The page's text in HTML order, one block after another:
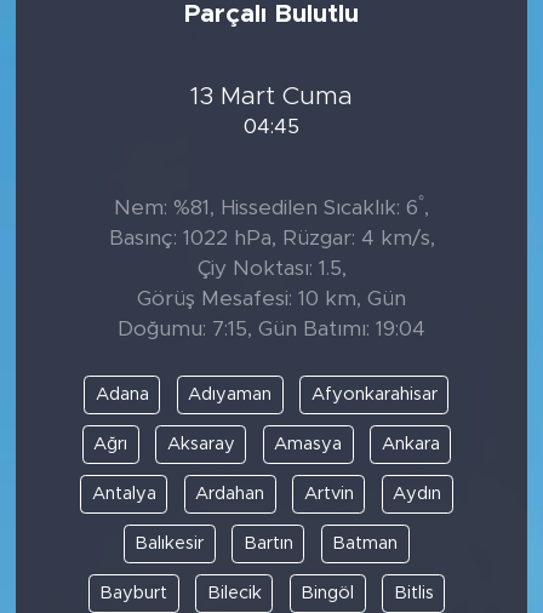
Parçalı Bulutlu
13 Mart Cuma
04:45
Nem: %81, Hissedilen Sıcaklık: 6°,
Basınç: 1022 hPa, Rüzgar: 4 km/s,
Çiy Noktası: 1.5,
Görüş Mesafesi: 10 km, Gün
Doğumu: 7:15, Gün Batımı: 19:04
Adana Adıyaman Afyonkarahisar
Ağrı Aksaray Amasya Ankara
Antalya Ardahan Artvin Aydın
Balıkesir Bartın Batman
Bayburt Bilecik Bingöl Bitlis